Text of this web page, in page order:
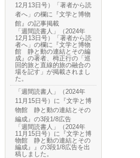
12月13日号）「著者から読
者へ」の欄に『文学と博物
館』の記事掲載
「週間読書人」（2024年
12月13日号）「著者から読
者へ」の欄に『文学と博物
館 静と動の連結とその編
成』の著者、栂正行の「巡
回的旅と直線的旅の融合の
場を記す」が掲載されまし
た。
「週間読書人」（2024年
11月15日号）に『文学と博
物館 静と動の連結とその
編成』の3段1/8広告
「週間読書人」（2024年
11月15日号）に『文学と博
物館 静と動の連結とその
編成』』の3段1/8広告を出
稿しました。